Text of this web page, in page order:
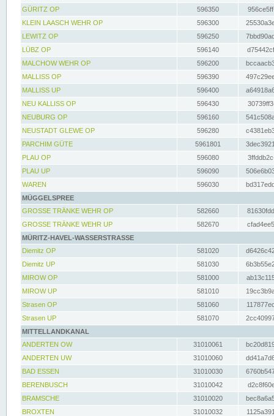
GÜRITZ OP
596350
KLEIN LAASCH WEHR OP
596300
LEWITZ OP
596250
LÜBZ OP
596140
MALCHOW WEHR OP
596200
MALLISS OP
596390
MALLISS UP
596400
NEU KALLISS OP
596430
NEUBURG OP
596160
NEUSTADT GLEWE OP
596280
PARCHIM GÜTE
5961801
PLAU OP
596080
PLAU UP
596090
WAREN
596030
MÜGGELSPREE
GROSSE TRÄNKE WEHR OP
582660
GROSSE TRÄNKE WEHR UP
582670
MÜRITZ-HAVEL-WASSERSTRASSE
Diemitz OP
581020
Diemitz UP
581030
MIROW OP
581000
MIROW UP
581010
Strasen OP
581060
Strasen UP
581070
MITTELLANDKANAL
ANDERTEN OW
31010061
ANDERTEN UW
31010060
BAD ESSEN
31010030
BERENBUSCH
31010042
BRAMSCHE
31010020
BROXTEN
31010032